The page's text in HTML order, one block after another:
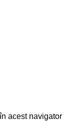
acest navigator